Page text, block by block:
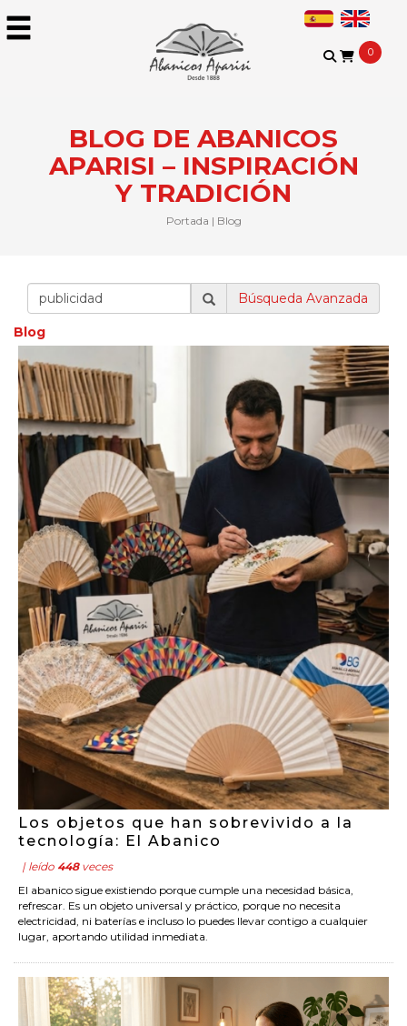
0
BLOG DE ABANICOS
APARISI – INSPIRACIÓN
Y TRADICIÓN​
Portada | Blog
Búsqueda Avanzada
Blog
Los objetos que han sobrevivido a la
tecnología: El Abanico
| leído 448veces
El abanico sigue existiendo porque cumple una necesidad básica,
refrescar. Es un objeto universal y práctico, porque no necesita
electricidad, ni baterías e incluso lo puedes llevar contigo a cualquier
lugar, aportando utilidad inmediata.